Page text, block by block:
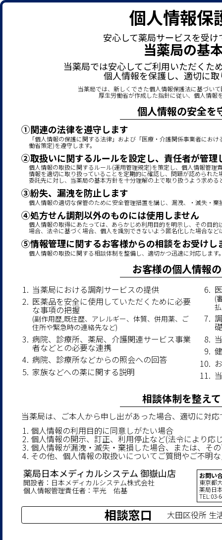
個人情報保
安心して薬局サービスを受
当薬局の基
当薬局では安心してご利用いただくた
個人情報を保護し、適切に
当薬局では、新しくできた個人情報保護法に基づい
厚生労働省が作成した指針に従い、個人情報
個人情報の安全を
①関連の法律を遵守します
「個人情報の保護に関する法律」および「医療・介護関係事業者にお
働省策定)を遵守します。
②取扱いに関するルールを設定し、責任者が管理
個人情報の取扱に関するルール(運用管理規定)を策定し、個人情報管理
情報を適切に取り扱っていることを定期的に確認し、問題が認められ
委託先に対し、当薬局の基本方針を十分理解の上で取り扱うよう求め
③紛失、漏洩を防止します
個人情報の適切な保管のために安全管理措置を講じ、漏洩、・滅失・棄
④処方せん調剤以外のものには使用しません
個人情報の取得にあたっては、あらかじめ利用目的を明示し、その目
場合、法令に基づく場合、個人を識別できないよう匿名化した場合など
⑤情報管理に関するお客様からの相談をお受けし
個人情報の取扱に関する相談体制を整備し、適切かつ迅速に対応します
お客様の個人情報
当薬局における調剤サービスの提供
医薬品を安全に使用していただくために必要
な事項の把握
(副作用歴,既住歴、アレルギー、体質、併用薬、ご
住所や緊急時の連絡先など)
病院、診療所、薬局、介護関連サービス事業
者などとの必要な連携
病院、診療所などからの照会への回答
家族などへの薬に関する説明
(
相談体制を整え
当薬局は、ご本人から申し出があった場合、適切に対
個人情報の利用目的に同意しがたい場合
個人情報の開示、訂正、利用停止など(法令により応
個人情報が漏洩・滅失・棄損した場合、または、そ
その他、個人情報の取扱いについてご質問やご不明
薬局日本メディカルシステム 御嶽山店
開設者：日本メディカルシステム株式会社
個人情報管理責任者：平光 佑基
お問い
東京都
薬局日
TEL:03-
相談窓口 大田区役所 生